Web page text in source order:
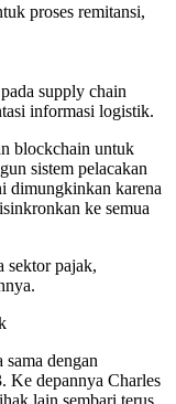
proses remitansi,
supply chain
informasi logistik.
blockchain untuk
sistem pelacakan
dimungkinkan karena
ke semua
sektor pajak,
dengan
Ke depannya Charles
lain sembari terus